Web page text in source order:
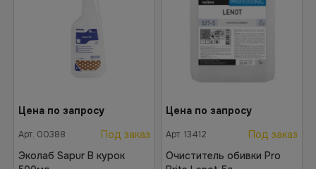
Цена по запросу
Арт. 00388
Под заказ
Эколаб Sapur B курок
Цена по запросу
Арт. 13412
Под заказ
Очиститель обивки Pro